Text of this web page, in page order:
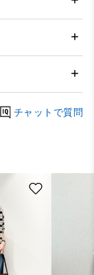
チャットで質問